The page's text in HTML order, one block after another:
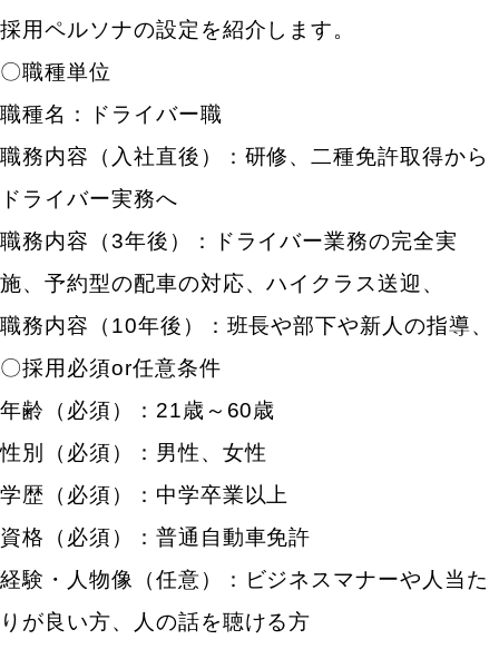
採用ペルソナの設定を紹介します。
〇職種単位
職種名：ドライバー職
職務内容（入社直後）：研修、二種免許取得から
ドライバー実務へ
職務内容（3年後）：ドライバー業務の完全実
施、予約型の配車の対応、ハイクラス送迎、
職務内容（10年後）：班長や部下や新人の指導、
〇採用必須or任意条件
年齢（必須）：21歳～60歳
性別（必須）：男性、女性
学歴（必須）：中学卒業以上
資格（必須）：普通自動車免許
経験・人物像（任意）：ビジネスマナーや人当た
りが良い方、人の話を聴ける方